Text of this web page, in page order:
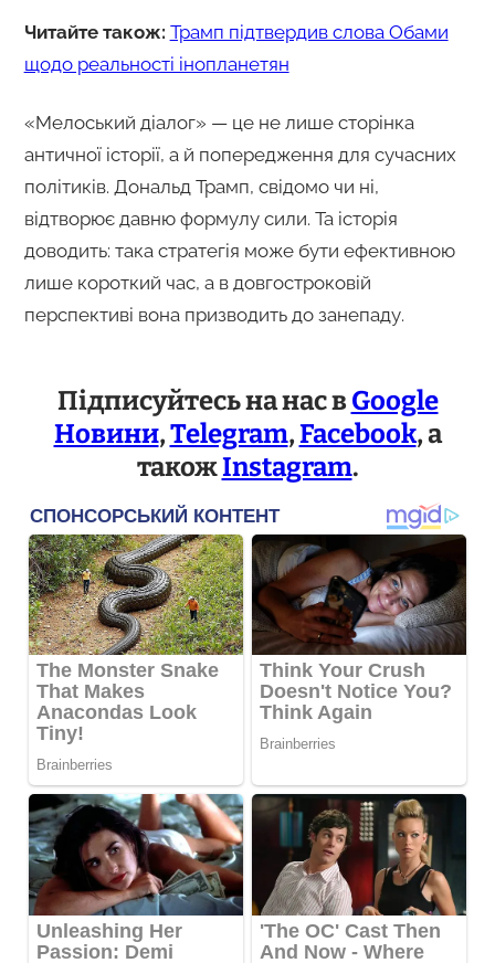
Читайте також: Трамп підтвердив слова Обами
щодо реальності інопланетян
«Мелоський діалог» — це не лише сторінка
античної історії, а й попередження для сучасних
політиків. Дональд Трамп, свідомо чи ні,
відтворює давню формулу сили. Та історія
доводить: така стратегія може бути ефективною
лише короткий час, а в довгостроковій
перспективі вона призводить до занепаду.
Підписуйтесь на нас вGoogle
Новини,Telegram,Facebook, а
такожInstagram.